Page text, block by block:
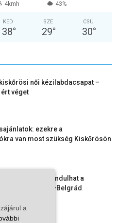
4kmh 43%
KED
38°
SZE
29°
CSÜ
30°
női kézilabdacsapat –
véget
ezekre a
van most szükség Kiskőrösön
már ősszel újraindulhat a
a Budapest–Belgrád
a